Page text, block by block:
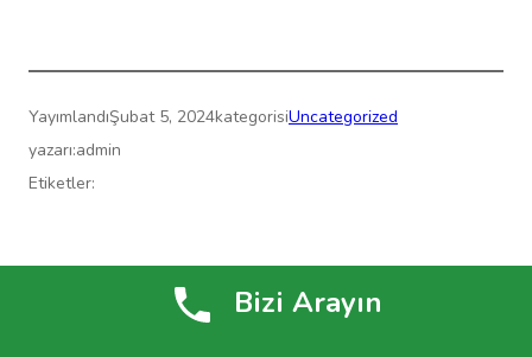
YayımlandıŞubat 5, 2024kategorisiUncategorized
yazarı:admin
Etiketler:
gururla sunar Bizi Arayın